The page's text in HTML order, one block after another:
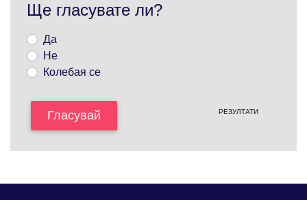
Ще гласувате ли?
Да
Не
Колебая се
Гласувай РЕЗУЛТАТИ